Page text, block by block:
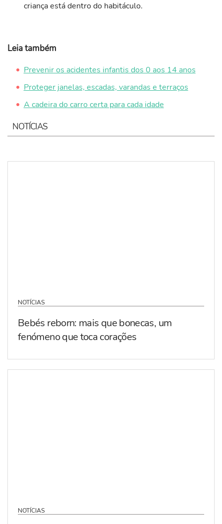
criança está dentro do habitáculo.
Leia também
Prevenir os acidentes infantis dos 0 aos 14 anos
Proteger janelas, escadas, varandas e terraços
A cadeira do carro certa para cada idade
NOTÍCIAS
NOTÍCIAS
Bebés reborn: mais que bonecas, um
fenómeno que toca corações
NOTÍCIAS